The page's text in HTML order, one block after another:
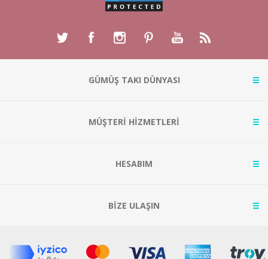
GÜMÜŞ TAKI DÜNYASI
MÜŞTERİ HİZMETLERİ
HESABIM
BİZE ULAŞIN